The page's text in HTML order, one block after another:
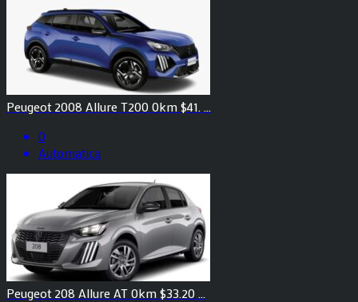
Peugeot 2008 Allure T200 0km $41. ...
0
Automatica
Peugeot 208 Allure AT 0km $33.20 ...